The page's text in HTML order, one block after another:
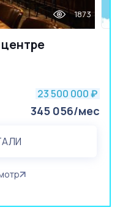
1873
23 500 000 ₽
345 056/мес